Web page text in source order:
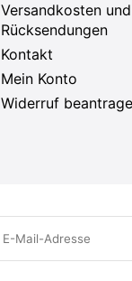
Versandkosten und
Rücksendungen
Kontakt
Mein Konto
Widerruf